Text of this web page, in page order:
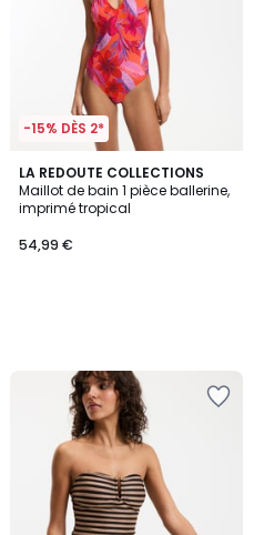
-15% DÈS 2*
LA REDOUTE COLLECTIONS
Maillot de bain 1 pièce ballerine,
imprimé tropical
54,99 €